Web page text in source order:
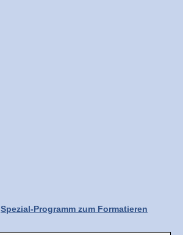
Spezial-Programm zum Formatieren